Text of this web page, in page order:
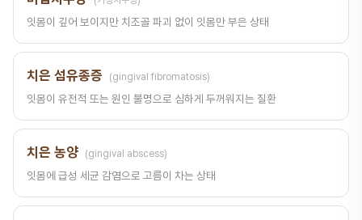
잇몸이 깊어 보이지만 치조골 파괴 없이 잇몸만 부은 상태
치은 섬유종증 (gingival fibromatosis)
잇몸이 유전적 또는 원인 불명으로 심하게 두꺼워지는 질환
치은 농양 (gingival abscess)
잇몸에 급성 세균 감염으로 고름이 차는 상태